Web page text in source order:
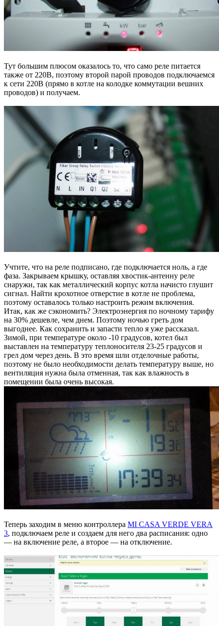
Тут большим плюсом оказалось то, что само реле питается
также от 220В, поэтому второй парой проводов подключаемся
к сети 220В (прямо в котле на колодке коммутации вешних
проводов) и получаем.
Учтите, что на реле подписано, где подключается ноль, а где
фаза. Закрываем крышку, оставляя хвостик-антенну реле
снаружи, так как металлический корпус котла начисто глушит
сигнал. Найти крохотное отверстие в котле не проблема,
поэтому оставалось только настроить режим включения.
Итак, как же сэкономить? Электроэнергия по ночному тарифу
на 30% дешевле, чем днем. Поэтому ночью греть дом
выгоднее. Как сохранить и запасти тепло я уже рассказал.
Зимой, при температуре около -10 градусов, котел был
выставлен на температуру теплоносителя 23-25 градусов и
грел дом через день. В это время шли отделочные работы,
поэтому не было необходимости делать температуру выше, но
вентиляция нужна была отменная, так как влажность в
помещении была очень высокая.
Теперь заходим в меню контроллера MI CASA VERDE VERA
3, подключаем реле и создаем для него два расписания: одно
— на включение реле, а второе — на отключение.